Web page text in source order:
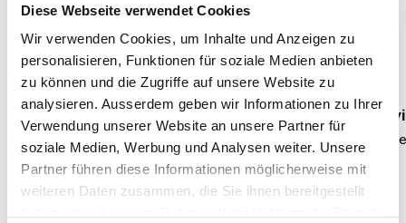
Diese Webseite verwendet Cookies
Wir verwenden Cookies, um Inhalte und Anzeigen zu
personalisieren, Funktionen für soziale Medien anbieten
zu können und die Zugriffe auf unsere Website zu
analysieren. Ausserdem geben wir Informationen zu Ihrer
Verwendung unserer Website an unsere Partner für
soziale Medien, Werbung und Analysen weiter. Unsere
Partner führen diese Informationen möglicherweise mit
weiteren Daten zusammen, die Sie ihnen bereitgestellt
Einblicke zu 40 Jahren
Oppermann
Geschäftsführung Heike Dirmeier
Dauer 4 Minuten